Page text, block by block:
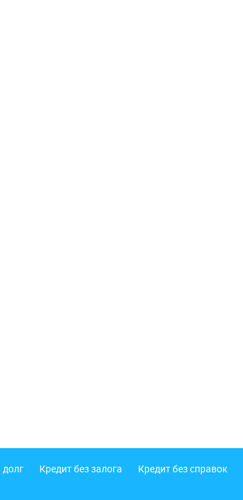
долг Кредит без залога Кредит без справок